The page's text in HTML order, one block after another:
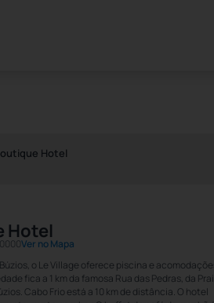
Hotel
Hotel
Ver no Mapa
o Le Village oferece piscina e
fica a 1 km da famosa Rua das Pedras, da
Cabo Frio está a 10 km de distância. O hotel